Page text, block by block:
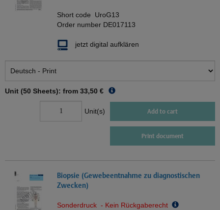
Short code UroG13
Order number DE017113
jetzt digital aufklären
Unit (50 Sheets): from 33,50 €
Unit(s) Add to cart
Print document
Biopsie (Gewebeentnahme zu diagnostischen
Zwecken)
Sonderdruck - Kein Rückgaberecht